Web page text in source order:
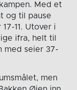
Med et
og til pause
11. Utover i
ifra, helt til
med seier 37-
men